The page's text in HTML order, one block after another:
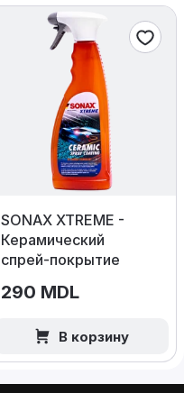
SONAX XTREME -
Керамический
спрей‑покрытие
290 MDL
В корзину